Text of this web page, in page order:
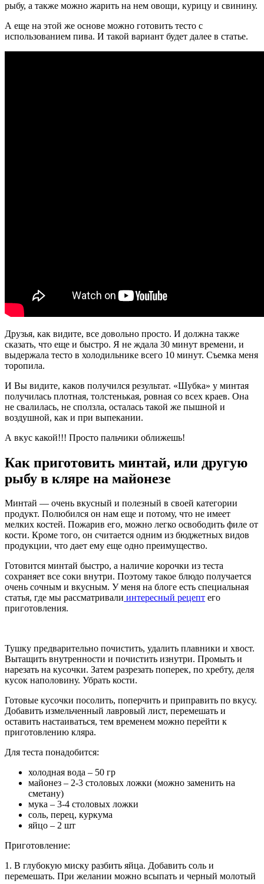
рыбу, а также можно жарить на нем овощи, курицу и свинину.
А еще на этой же основе можно готовить тесто с
использованием пива. И такой вариант будет далее в статье.
Друзья, как видите, все довольно просто. И должна также
сказать, что еще и быстро. Я не ждала 30 минут времени, и
выдержала тесто в холодильнике всего 10 минут. Съемка меня
торопила.
И Вы видите, каков получился результат. «Шубка» у минтая
получилась плотная, толстенькая, ровная со всех краев. Она
не свалилась, не сползла, осталась такой же пышной и
воздушной, как и при выпекании.
А вкус какой!!! Просто пальчики оближешь!
Как приготовить минтай, или другую
рыбу в кляре на майонезе
Минтай — очень вкусный и полезный в своей категории
продукт. Полюбился он нам еще и потому, что не имеет
мелких костей. Пожарив его, можно легко освободить филе от
кости. Кроме того, он считается одним из бюджетных видов
продукции, что дает ему еще одно преимущество.
Готовится минтай быстро, а наличие корочки из теста
сохраняет все соки внутри. Поэтому такое блюдо получается
очень сочным и вкусным. У меня на блоге есть специальная
статья, где мы рассматривали интересный рецепт его
приготовления.
Тушку предварительно почистить, удалить плавники и хвост.
Вытащить внутренности и почистить изнутри. Промыть и
нарезать на кусочки. Затем разрезать поперек, по хребту, деля
кусок наполовину. Убрать кости.
Готовые кусочки посолить, поперчить и приправить по вкусу.
Добавить измельченный лавровый лист, перемешать и
оставить настаиваться, тем временем можно перейти к
приготовлению кляра.
Для теста понадобится:
холодная вода – 50 гр
майонез – 2-3 столовых ложки (можно заменить на
сметану)
мука – 3-4 столовых ложки
соль, перец, куркума
яйцо – 2 шт
Приготовление:
1. В глубокую миску разбить яйца. Добавить соль и
перемешать. При желании можно всыпать и черный молотый